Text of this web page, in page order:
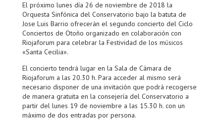
El próximo lunes día 26 de noviembre de 2018 la
Orquesta Sinfónica del Conservatorio bajo la batuta de
Jose Luis Barrio ofrecerán el segundo concierto del Ciclo
Conciertos de Otoño organizado en colaboración con
Riojaforum para celebrar la Festividad de los músicos
«Santa Cecilia».
El concierto tendrá lugar en la Sala de Cámara de
Riojaforum a las 20.30 h. Para acceder al mismo será
necesario disponer de una invitación que podrá recogerse
de manera gratuita en la consejería del Conservatorio a
partir del lunes 19 de noviembre a las 15.30 h. con un
máximo de dos entradas por persona.